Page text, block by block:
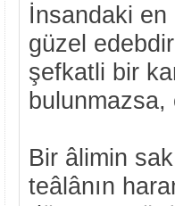
İnsandaki en
güzel
şefkatli bir
bulunmazsa,
Bir âlimin
teâlânın